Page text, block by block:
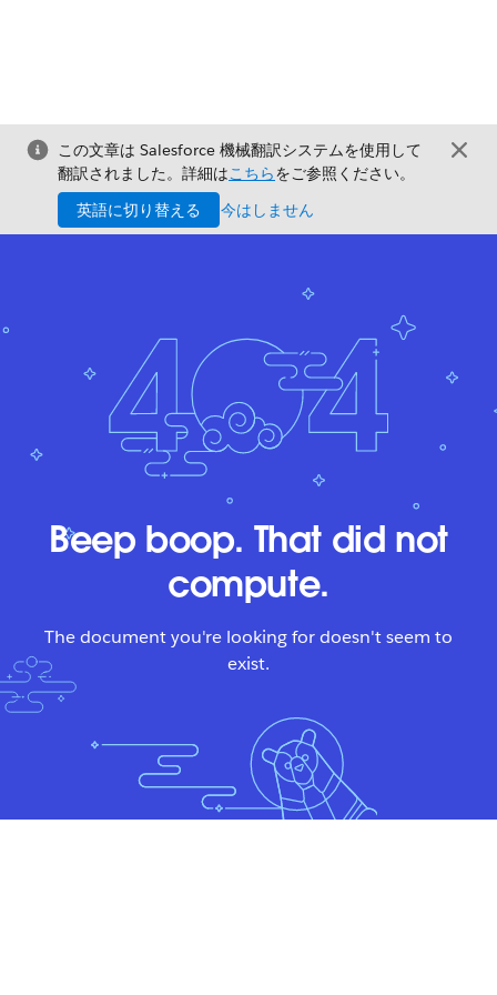
この文章は Salesforce 機械翻訳システムを使用して
翻訳されました。詳細はこちらをご参照ください。
英語に切り替える
今はしません
Beep boop. That did not
compute.
The document you're looking for doesn't seem to
exist.